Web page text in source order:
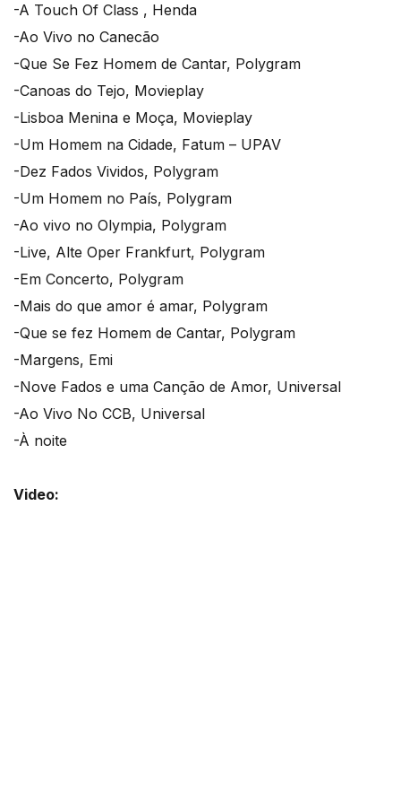
-A Touch Of Class , Henda
-Ao Vivo no Canecão
-Que Se Fez Homem de Cantar, Polygram
-Canoas do Tejo, Movieplay
-Lisboa Menina e Moça, Movieplay
-Um Homem na Cidade, Fatum – UPAV
-Dez Fados Vividos, Polygram
-Um Homem no País, Polygram
-Ao vivo no Olympia, Polygram
-Live, Alte Oper Frankfurt, Polygram
-Em Concerto, Polygram
-Mais do que amor é amar, Polygram
-Que se fez Homem de Cantar, Polygram
-Margens, Emi
-Nove Fados e uma Canção de Amor, Universal
-Ao Vivo No CCB, Universal
-À noite
Video: